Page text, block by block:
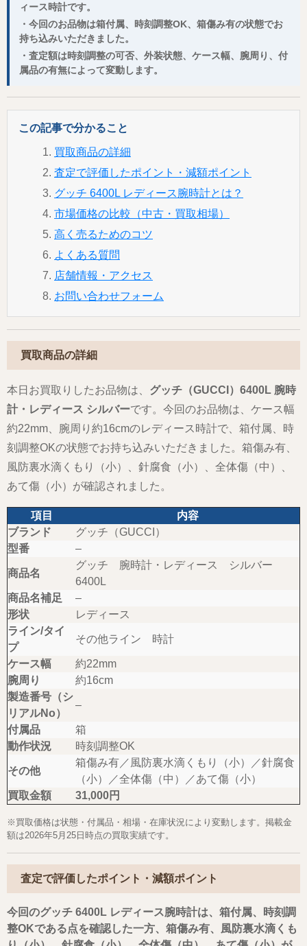
ィース時計です。
・今回のお品物は箱付属、時刻調整OK、箱傷み有の状態でお
持ち込みいただきました。
・査定額は時刻調整の可否、外装状態、ケース幅、腕周り、付
属品の有無によって変動します。
この記事で分かること
買取商品の詳細
査定で評価したポイント・減額ポイント
グッチ 6400L レディース腕時計とは？
市場価格の比較（中古・買取相場）
高く売るためのコツ
よくある質問
店舗情報・アクセス
お問い合わせフォーム
買取商品の詳細
本日お買取りしたお品物は、 グッチ（GUCCI）6400L 腕時
計・レディース シルバーです。今回のお品物は、ケース幅
約22mm、腕周り約16cmのレディース時計で、箱付属、時
刻調整OKの状態でお持ち込みいただきました。箱傷み有、
風防裏水滴くもり（小）、針腐食（小）、全体傷（中）、
あて傷（小）が確認されました。
項目
内容
ブランド
グッチ（GUCCI）
型番
–
商品名
グッチ 腕時計・レディース シルバー
6400L
商品名補足
–
形状
レディース
ライン/タイ
プ
その他ライン 時計
ケース幅
約22mm
腕周り
約16cm
製造番号（シ
リアルNo）
–
付属品
箱
動作状況
時刻調整OK
その他
箱傷み有／風防裏水滴くもり（小）／針腐食
（小）／全体傷（中）／あて傷（小）
買取金額
31,000円
※買取価格は状態・付属品・相場・在庫状況により変動します。掲載金
額は2026年5月25日時点の買取実績です。
査定で評価したポイント・減額ポイント
今回のグッチ 6400L レディース腕時計は、箱付属、時刻調
整OKである点を確認した一方、箱傷み有、風防裏水滴くも